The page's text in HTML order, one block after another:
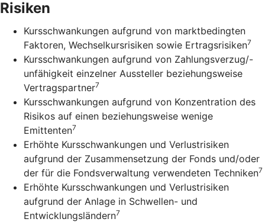
Risiken
Kursschwankungen aufgrund von marktbedingten
Faktoren, Wechselkursrisiken sowie Ertragsrisiken7
Kursschwankungen aufgrund von Zahlungsverzug/-
unfähigkeit einzelner Aussteller beziehungsweise
Vertragspartner7
Kursschwankungen aufgrund von Konzentration des
Risikos auf einen beziehungsweise wenige
Emittenten7
Erhöhte Kursschwankungen und Verlustrisiken
aufgrund der Zusammensetzung der Fonds und/oder
der für die Fondsverwaltung verwendeten Techniken7
Erhöhte Kursschwankungen und Verlustrisiken
aufgrund der Anlage in Schwellen- und
Entwicklungsländern7